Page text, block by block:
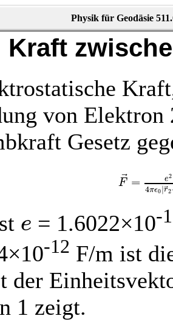
Physik für Geodäsie
Kraft
von
Gesetz
F = e2
4πϵ0|r2
F→ r
e
e = 1.6022×10-
-12 F/m ist
der
1 zeigt.